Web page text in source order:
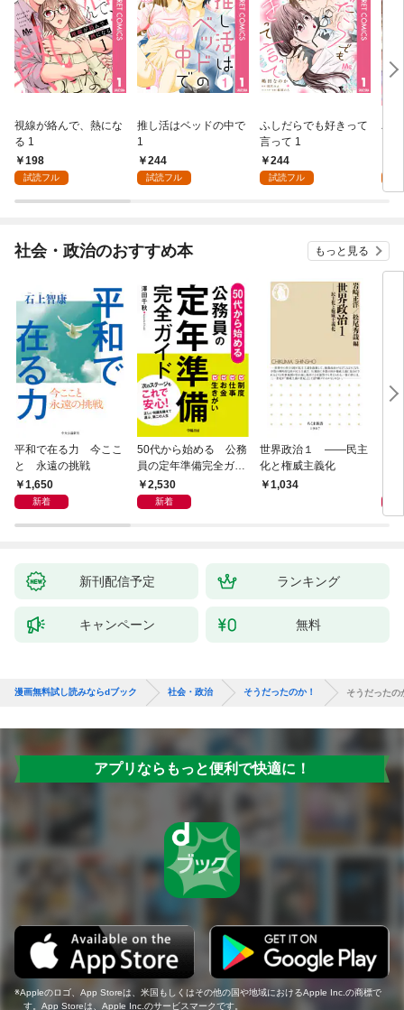
視線が絡んで、熱にな
る 1
198
試読フル
推し活はベッドの中で
1
244
試読フル
ふしだらでも好きって
言って 1
244
試読フル
パ
社会・政治のおすすめ本 もっと見る
平和で在る力 今ここ
と 永遠の挑戦
1,650
新着
50代から始める 公務
員の定年準備完全ガイ
ド2,530
新着
世界政治１ ――民主
化と権威主義化
1,034
新刊配信予定 ランキング
キャンペーン 無料
漫画無料試し読みならdブック 社会・政治 そうだったのか！ そうだった
アプリならもっと便利で快適に！
Appleのロゴ、App Storeは、米国もしくはその他の国や地域におけるApple Inc.の商標で
す。App Storeは、Apple Inc.のサービスマークです。